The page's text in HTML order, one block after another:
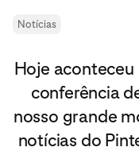
Notícias
Hoje aconteceu
conferência
nosso grande
notícias do